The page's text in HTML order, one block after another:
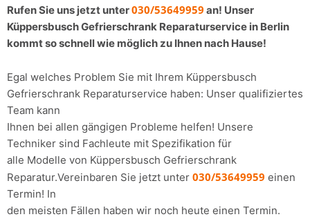
Rufen Sie uns jetzt unter030/53649959 an! Unser
Küppersbusch Gefrierschrank Reparaturservice in Berlin
kommt so schnell wie möglich zu Ihnen nach Hause!
Egal welches Problem Sie mit Ihrem Küppersbusch
Gefrierschrank Reparaturservice haben: Unser qualifiziertes
Team kann
Ihnen bei allen gängigen Probleme helfen! Unsere
Techniker sind Fachleute mit Spezifikation für
alle Modelle von Küppersbusch Gefrierschrank
Reparatur.Vereinbaren Sie jetzt unter 030/53649959 einen
Termin! In
den meisten Fällen haben wir noch heute einen Termin.